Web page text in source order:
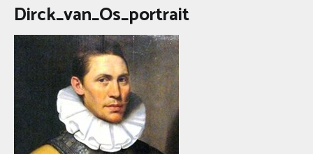
Dirck_van_Os_portrait